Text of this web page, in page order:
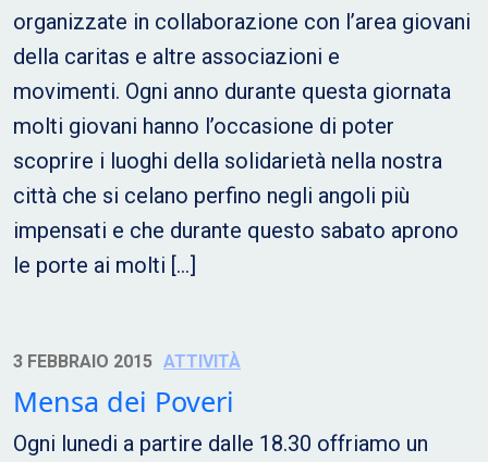
organizzate in collaborazione con l’area giovani
della caritas e altre associazioni e
movimenti. Ogni anno durante questa giornata
molti giovani hanno l’occasione di poter
scoprire i luoghi della solidarietà nella nostra
città che si celano perfino negli angoli più
impensati e che durante questo sabato aprono
le porte ai molti […]
3 FEBBRAIO 2015 ATTIVITÀ
Mensa dei Poveri
Ogni lunedi a partire dalle 18.30 offriamo un